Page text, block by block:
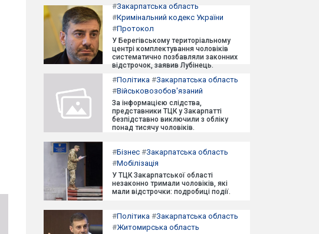
#Закарпатська область
#Кримінальний кодекс України
#Протокол
У Берегівському територіальному
центрі комплектування чоловіків
систематично позбавляли законних
відстрочок, заявив Лубінець.
#Політика #Закарпатська область
#Військовозобов'язаний
За інформацією слідства,
представники ТЦК у Закарпатті
безпідставно виключили з обліку
понад тисячу чоловіків.
#Бізнес #Закарпатська область
#Мобілізація
У ТЦК Закарпатської області
незаконно тримали чоловіків, які
мали відстрочки: подробиці події.
#Політика #Закарпатська область
#Житомирська область